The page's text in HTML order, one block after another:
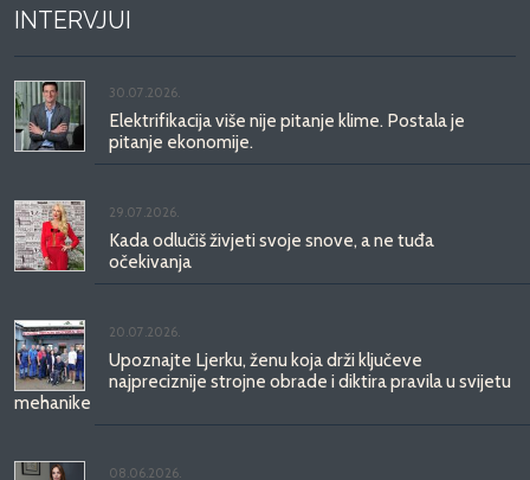
INTERVJUI
30.07.2026.
Elektrifikacija više nije pitanje klime. Postala je
pitanje ekonomije.
29.07.2026.
Kada odlučiš živjeti svoje snove, a ne tuđa
očekivanja
20.07.2026.
Upoznajte Ljerku, ženu koja drži ključeve
najpreciznije strojne obrade i diktira pravila u svijetu
mehanike
08.06.2026.